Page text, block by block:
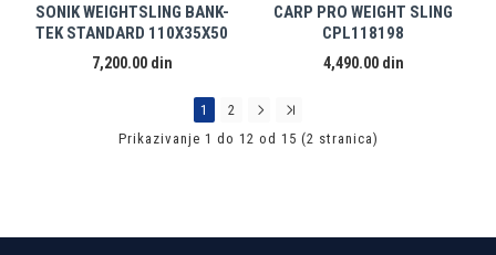
SONIK WEIGHTSLING BANK-
TEK STANDARD 110X35X50
7,200.00 din
CARP PRO WEIGHT SLING
CPL118198
4,490.00 din
1
2
Prikazivanje 1 do 12 od 15 (2 stranica)